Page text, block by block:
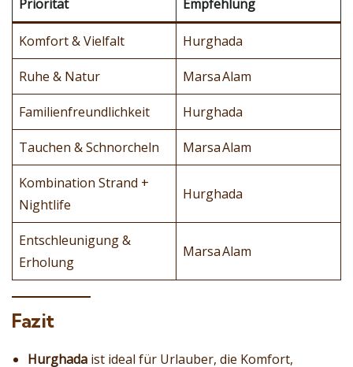
Priorität Empfehlung
Komfort & Vielfalt Hurghada
Ruhe & Natur Marsa Alam
Familienfreundlichkeit Hurghada
Tauchen & Schnorcheln Marsa Alam
Kombination Strand +
Nightlife
Hurghada
Entschleunigung &
Erholung
Marsa Alam
Fazit
Hurghada ist ideal für Urlauber, die Komfort,